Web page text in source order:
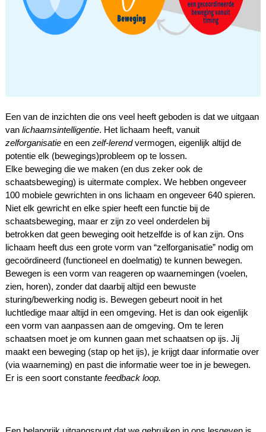
Een van de inzichten die ons veel heeft geboden is dat we uitgaan
van lichaamsintelligentie. Het lichaam heeft, vanuit
zelforganisatie en een zelf-lerendvermogen, eigenlijk altijd de
potentie elk (bewegings)probleem op te lossen.
Elke beweging die we maken (en dus zeker ook de
schaatsbeweging) is uitermate complex. We hebben ongeveer
100 mobiele gewrichten in ons lichaam en ongeveer 640 spieren.
Niet elk gewricht en elke spier heeft een functie bij de
schaatsbeweging, maar er zijn zo veel onderdelen bij
betrokken dat geen beweging ooit hetzelfde is of kan zijn. Ons
lichaam heeft dus een grote vorm van “zelforganisatie” nodig om
gecoördineerd (functioneel en doelmatig) te kunnen bewegen.
Bewegen is een vorm van reageren op waarnemingen (voelen,
zien, horen), zonder dat daarbij altijd een bewuste
sturing/bewerking nodig is. Bewegen gebeurt nooit in het
luchtledige maar altijd in een omgeving. Het is dan ook eigenlijk
een vorm van aanpassen aan de omgeving. Om te leren
schaatsen moet je om kunnen gaan met schaatsen op ijs. Jij
maakt een beweging (stap op het ijs), je krijgt daar informatie over
(via waarneming) en past die informatie weer toe in je bewegen.
Er is een soort constante feedback loop.